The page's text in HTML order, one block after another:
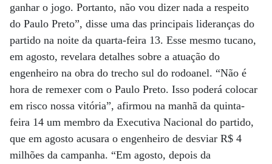
ganhar o jogo. Portanto, não vou dizer nada a respeito
do Paulo Preto”, disse uma das principais lideranças do
partido na noite da quarta-feira 13. Esse mesmo tucano,
em agosto, revelara detalhes sobre a atuação do
engenheiro na obra do trecho sul do rodoanel. “Não é
hora de remexer com o Paulo Preto. Isso poderá colocar
em risco nossa vitória”, afirmou na manhã da quinta-
feira 14 um membro da Executiva Nacional do partido,
que em agosto acusara o engenheiro de desviar R$ 4
milhões da campanha. “Em agosto, depois da